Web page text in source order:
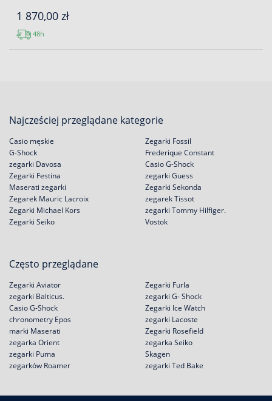
1 870,00 zł
48h
Najcześciej przeglądane kategorie
Casio męskie
G-Shock
zegarki Davosa
Zegarki Festina
Zegarki Fossil
Frederique Constant
Casio G-Shock
zegarki Guess
Maserati zegarki
Zegarek Mauric Lacroix
Zegarki Michael Kors
Zegarki Seiko
Zegarki Sekonda
zegarek Tissot
zegarki Tommy Hilfiger.
Vostok
Często przeglądane
Zegarki Aviator
zegarki Balticus.
Casio G-Shock
chronometry Epos
Zegarki Furla
zegarki G- Shock
Zegarki Ice Watch
zegarki Lacoste
marki Maserati
zegarka Orient
zegarki Puma
zegarków Roamer
Zegarki Rosefield
zegarka Seiko
Skagen
zegarki Ted Bake